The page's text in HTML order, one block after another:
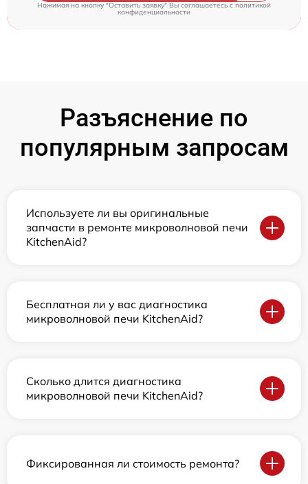
Нажимая на кнопку "Оставить заявку" Вы соглашаетесь c политикой
конфиденциальности
Разъяснение по
популярным запросам
Используете ли вы оригинальные
запчасти в ремонте микроволновой печи
KitchenAid?
Бесплатная ли у вас диагностика
микроволновой печи KitchenAid?
Сколько длится диагностика
микроволновой печи KitchenAid?
Фиксированная ли стоимость ремонта?